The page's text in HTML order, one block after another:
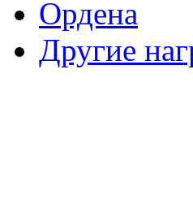
Ордена
Другие